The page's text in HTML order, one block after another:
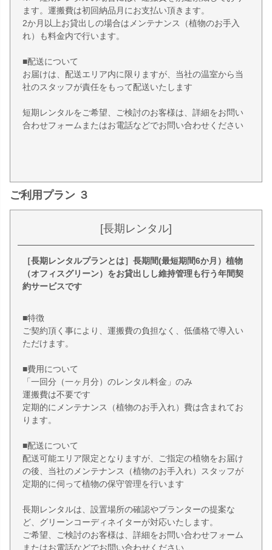
ます。運搬費は初回納品月にお支払い頂きます。
2か月以上お貸出しの場合はメンテナンス（植物のお手入
れ）も料金内で行います。
■配送について
お届けは、配送エリア内に限りますが、当社の温室から当
社のスタッフが責任をもって配送いたします
短期レンタルをご希望、ご検討のお客様は、詳細をお問い
合わせフォームまたはお電話などでお問い合わせください
ご利用プラン ３
[長期レンタル]
［長期レンタルプランとは］長期間(最短期間6か月）植物
（オフィスグリーン）をお貸出しし維持管理も行う年間契
約サービスです
■特徴
ご契約頂く事により、運搬費の負担なく、低価格で導入い
ただけます。
■費用について
「一回分（一ヶ月分）のレンタル料金」のみ
運搬費は不要です
定期的にメンテナンス（植物のお手入れ）費は含まれてお
ります。
■配送について
配送可能エリア限定となりますが、ご指定の植物をお届け
の後、当社のメンテナンス（植物のお手入れ）スタッフが
定期的に伺って植物の保守管理を行います
長期レンタルは、設置場所の確認やプランターの提案な
ど、グリーンコーディネイターが対応いたします。
ご希望、ご検討のお客様は、詳細をお問い合わせフォーム
またはお電話などでお問い合わせください